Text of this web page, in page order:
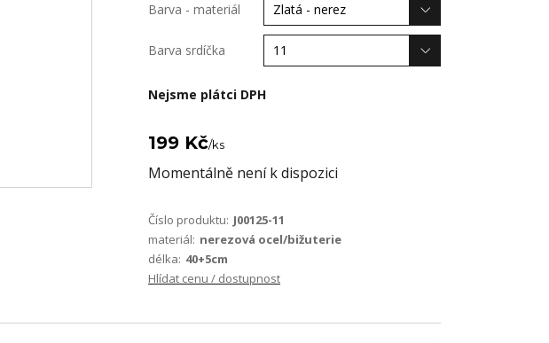
Barva - materiál
Barva srdíčka
Nejsme plátci DPH
199 Kč/ks
Momentálně není k dispozici
Číslo produktu: J00125-11
materiál: nerezová ocel/bižuterie
délka: 40+5cm
Hlídat cenu / dostupnost